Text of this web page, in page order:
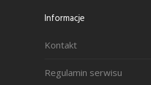
Informacje
Kontakt
Regulamin serwisu